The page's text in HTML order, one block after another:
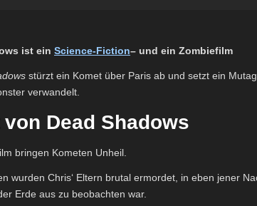
ist ein Science-Fiction– und ein Zombiefilm
stürzt ein Komet über Paris ab und setzt ein
verwandelt.
Dead Shadows
bringen Kometen Unheil.
wurden Chris‘ Eltern brutal ermordet, in eben jener
Erde aus zu beobachten war.